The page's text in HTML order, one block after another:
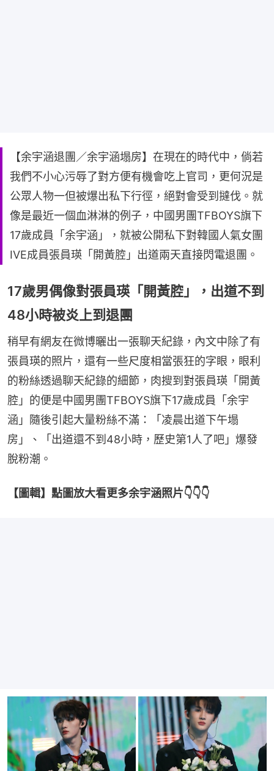
【余宇涵退團／余宇涵塌房】在現在的時代中，倘若
我們不小心污辱了對方便有機會吃上官司，更何況是
公眾人物一但被爆出私下行徑，絕對會受到撻伐。就
像是最近一個血淋淋的例子，中國男團TFBOYS旗下
17歲成員「余宇涵」，就被公開私下對韓國人氣女團
IVE成員張員瑛「開黃腔」出道兩天直接閃電退團。
17歲男偶像對張員瑛「開黃腔」，出道不到
48小時被炎上到退團
稍早有網友在微博曬出一張聊天紀錄，內文中除了有
張員瑛的照片，還有一些尺度相當張狂的字眼，眼利
的粉絲透過聊天紀錄的細節，肉搜到對張員瑛「開黃
腔」的便是中國男團TFBOYS旗下17歲成員「余宇
涵」隨後引起大量粉絲不滿：「凌晨出道下午塌
房」、「出道還不到48小時，歷史第1人了吧」爆發
脫粉潮。
【圖輯】點圖放大看更多余宇涵照片👇👇👇